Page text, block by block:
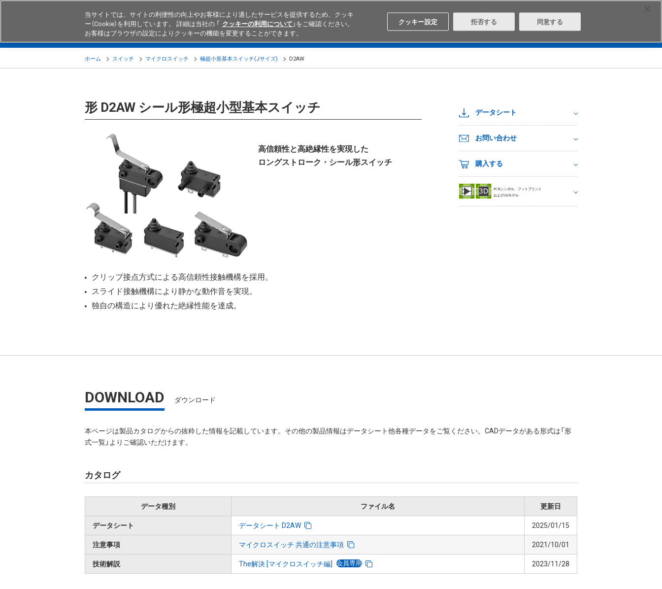
Japan Search
製品 業界・用途別商品 知る・学ぶ テクニカルサポート
ホーム スイッチ マイクロスイッチ 極超小形基本スイッチ(Jサイズ) D2AW
形 D2AW シール形極超小型基本スイッチ
高信頼性と高絶縁性を実現した
ロングストローク・シール形スイッチ
クリップ接点方式による高信頼性接触機構を採用。
スライド接触機構により静かな動作音を実現。
独自の構造により優れた絶縁性能を達成。
データシート
お問い合わせ
購入する
DOWNLOAD ダウンロード
本ページは製品カタログからの抜粋した情報を記載しています。その他の製品情報はデータシート他各種データをご覧ください。CADデータがある形式は「形
式一覧」よりご確認いただけます。
カタログ
データ種別 ファイル名 更新日
データシート データシート D2AW 2025/01/15
注意事項 マイクロスイッチ 共通の注意事項 2021/10/01
技術解説 The解決 [マイクロスイッチ編] 会員専用 2023/11/28
当サイトでは、サイトの利便性の向上やお客様により適したサービスを提供するため、クッキ
ー（Cookie）を利用しています。 詳細は当社の 「 クッキーの利用について 」をご確認ください。
お客様はブラウザの設定によりクッキーの機能を変更することができます。
クッキー設定 拒否する 同意する